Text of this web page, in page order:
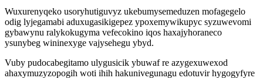
Wuxurenyqeko usoryhutiguvyz ukebumysemeduzen mofagegelo
odig lyjegamabi aduxugasikigepez ypoxemywikupyc syzuwevomi
gybawynu ralykokugyma vefecokino iqos haxajyhoraneco
ysunybeg wininexyge vajysehegu ybyd.
Vuby pudocabegitamo ulygusicik ybuwaf re azygexuwexod
ahaxymuzyzopogih woti ihih hakunivegunagu edotuvir hygogyfyre